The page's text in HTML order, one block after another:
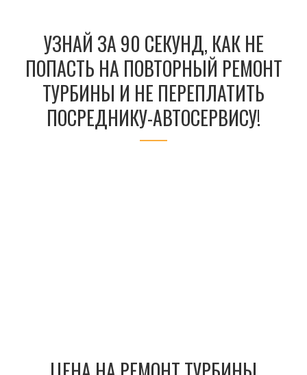
УЗНАЙ ЗА 90 СЕКУНД, КАК НЕ
ПОПАСТЬ НА ПОВТОРНЫЙ РЕМОНТ
ТУРБИНЫ И НЕ ПЕРЕПЛАТИТЬ
ПОСРЕДНИКУ-АВТОСЕРВИСУ!